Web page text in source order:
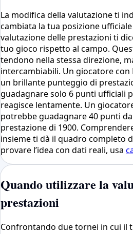
La modifica della valutazione ti
cambiata la tua posizione
valutazione delle prestazioni ti
tuo gioco rispetto al campo.
tendono nella stessa direzione,
intercambiabili. Un giocatore
un brillante punteggio di
guadagnare solo 6 punti ufficiali
reagisce lentamente. Un
potrebbe guadagnare 40 punti
prestazione di 1900.
insieme ti dà il quadro completo
provare l’idea con dati reali, usa
Quando utilizzare la
prestazioni
Confrontando due tornei in cui il